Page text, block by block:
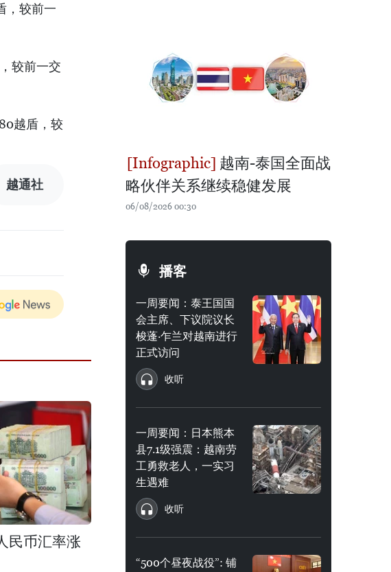
，较前一
较前一交
越盾，较
越通社
民币汇率涨
越南-泰国全面战
略伙伴关系继续稳健发展
06/08/2026 00:30
播客
一周要闻：泰王国国
会主席、下议院议长
梭蓬·乍兰对越南进行
正式访问
收听
一周要闻：日本熊本
县7.1级强震：越南劳
工勇救老人，一实习
生遇难
收听
“500个昼夜战役”: 铺